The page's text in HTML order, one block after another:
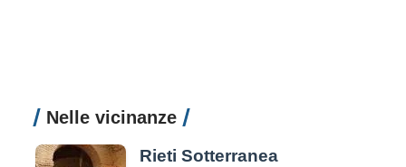
Nelle vicinanze
Rieti Sotterranea